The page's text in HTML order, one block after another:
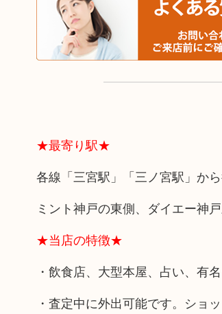
★最寄り駅★
各線「三宮駅」「三ノ宮駅」から
ミント神戸の東側、ダイエー神
★当店の特徴★
・飲食店、大型本屋、占い、有
・査定中に外出可能です。ショ